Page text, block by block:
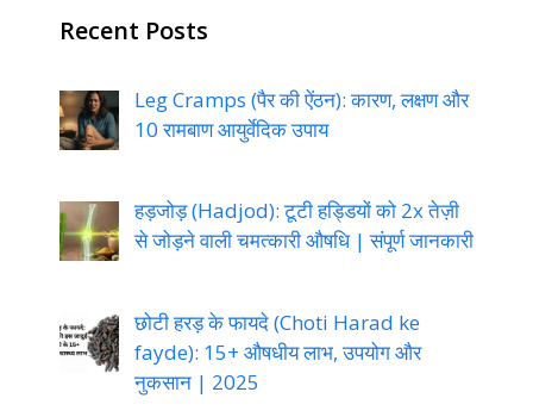
Recent Posts
Leg Cramps (पैर की ऐंठन): कारण, लक्षण और
10 रामबाण आयुर्वेदिक उपाय
हड़जोड़ (Hadjod): टूटी हड्डियों को 2x तेज़ी
से जोड़ने वाली चमत्कारी औषधि | संपूर्ण जानकारी
छोटी हरड़ के फायदे (Choti Harad ke
fayde): 15+ औषधीय लाभ, उपयोग और
नुकसान | 2025